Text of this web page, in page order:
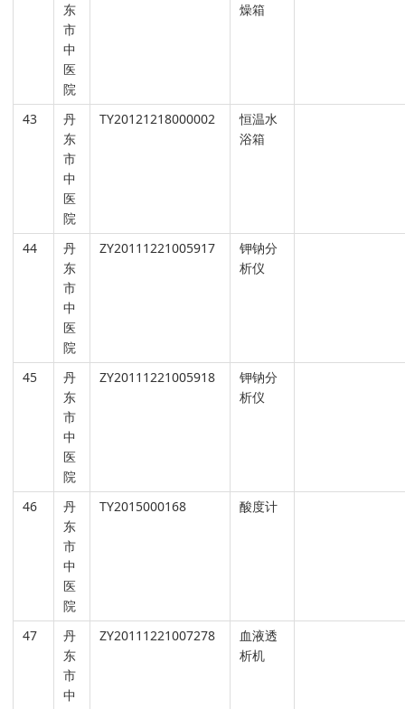
东
市
中
医
院
燥箱
43
丹
东
市
中
医
院
TY20121218000002
恒温水
浴箱
44
丹
东
市
中
医
院
ZY20111221005917
钾钠分
析仪
45
丹
东
市
中
医
院
ZY20111221005918
钾钠分
析仪
46
丹
东
市
中
医
院
TY2015000168 酸度计
47
丹
东
市
中
ZY20111221007278
血液透
析机